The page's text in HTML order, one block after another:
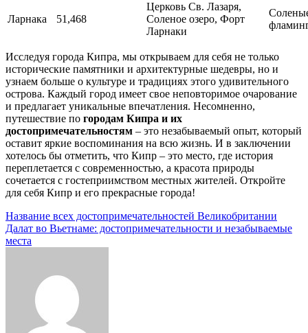
Ларнака 51,468
Церковь Св. Лазаря,
Соленое озеро, Форт
Ларнаки
Исследуя города Кипра, мы открываем для себя не только
исторические памятники и архитектурные шедевры, но и
узнаем больше о культуре и традициях этого удивительного
острова. Каждый город имеет свое неповторимое очарование
и предлагает уникальные впечатления. Несомненно,
путешествие по городам Кипра и их
достопримечательностям – это незабываемый опыт, который
оставит яркие воспоминания на всю жизнь. И в заключении
хотелось бы отметить, что Кипр – это место, где история
переплетается с современностью, а красота природы
сочетается с гостеприимством местных жителей. Откройте
для себя Кипр и его прекрасные города!
Навигация
по
Название всех достопримечательностей Великобритании
Далат во Вьетнаме: достопримечательности и незабываемые
места